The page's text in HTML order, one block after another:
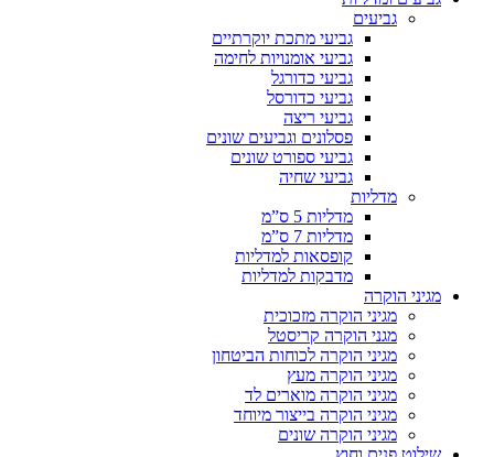
גביעים
גביעי מתכת יוקרתיים
גביעי אומנויות לחימה
גביעי כדורגל
גביעי כדורסל
גביעי ריצה
פסלונים וגביעים שונים
גביעי ספורט שונים
גביעי שחיה
מדליות
מדליות 5 ס”מ
מדליות 7 ס”מ
קופסאות למדליות
מדבקות למדליות
מגיני הוקרה
מגיני הוקרה מזכוכית
מגני הוקרה קריסטל
מגיני הוקרה לכוחות הביטחון
מגיני הוקרה מעץ
מגיני הוקרה מוארים לד
מגיני הוקרה בייצור מיוחד
מגיני הוקרה שונים